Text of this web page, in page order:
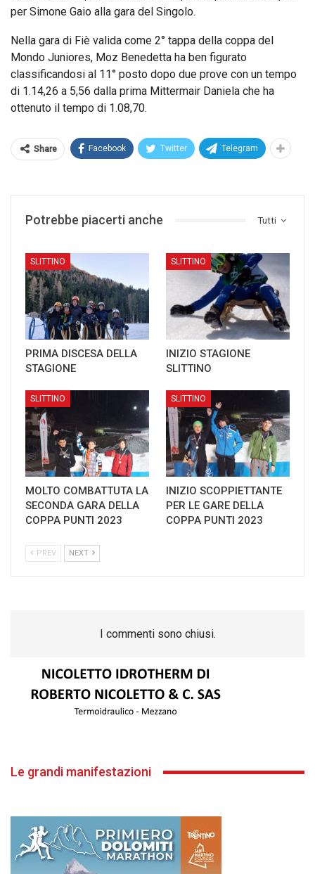
per Simone Gaio alla gara del Singolo.
Nella gara di Fiè valida come 2° tappa della coppa del
Mondo Juniores, Moz Benedetta ha ben figurato
classificandosi al 11° posto dopo due prove con un tempo
di 1.14,26 a 5,56 dalla prima Mittermair Daniela che ha
ottenuto il tempo di 1.08,70.
Share Facebook Twitter Telegram
Tutti
Potrebbe piacerti anche
SLITTINO
PRIMA DISCESA DELLA
STAGIONE
SLITTINO
INIZIO STAGIONE
SLITTINO
SLITTINO
MOLTO COMBATTUTA LA
SECONDA GARA DELLA
COPPA PUNTI 2023
SLITTINO
INIZIO SCOPPIETTANTE
PER LE GARE DELLA
COPPA PUNTI 2023
PREV NEXT
I commenti sono chiusi.
Le grandi manifestazioni